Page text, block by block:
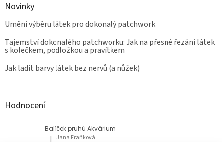
Novinky
Umění výběru látek pro dokonalý patchwork
Tajemství dokonalého patchworku: Jak na přesné řezání látek
s kolečkem, podložkou a pravítkem
Jak ladit barvy látek bez nervů (a nůžek)
Hodnocení
Balíček pruhů Akvárium
| Jana Fraňková